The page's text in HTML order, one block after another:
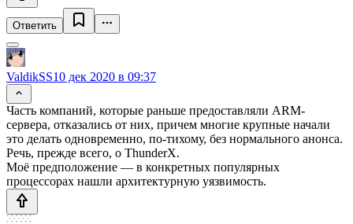
Ответить
ValdikSS10 дек 2020 в 09:37
Часть компаний, которые раньше предоставляли ARM-
сервера, отказались от них, причем многие крупные начали
это делать одновременно, по-тихому, без нормального анонса.
Речь, прежде всего, о ThunderX.
Моё предположение — в конкретных популярных
процессорах нашли архитектурную уязвимость.